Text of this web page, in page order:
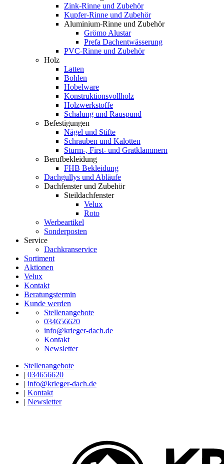
Zink-Rinne und Zubehör
Kupfer-Rinne und Zubehör
Aluminium-Rinne und Zubehör
Grömo Alustar
Prefa Dachentwässerung
PVC-Rinne und Zubehör
Holz
Latten
Bohlen
Hobelware
Konstruktionsvollholz
Holzwerkstoffe
Schalung und Rauspund
Befestigungen
Nägel und Stifte
Schrauben und Kalotten
Sturm-, First- und Gratklammern
Berufbekleidung
FHB Bekleidung
Dachgullys und Abläufe
Dachfenster und Zubehör
Steildachfenster
Velux
Roto
Werbeartikel
Sonderposten
Service
Dachkranservice
Sortiment
Aktionen
Velux
Kontakt
Beratungstermin
Kunde werden
Stellenangebote
034656620
info@krieger-dach.de
Kontakt
Newsletter
Stellenangebote
| 034656620
| info@krieger-dach.de
| Kontakt
| Newsletter